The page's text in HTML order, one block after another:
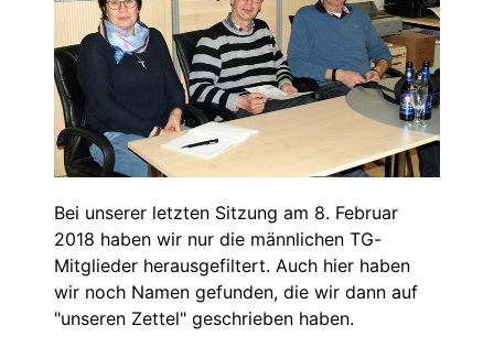
Bei unserer letzten Sitzung am 8. Februar
2018 haben wir nur die männlichen TG-
Mitglieder herausgefiltert. Auch hier haben
wir noch Namen gefunden, die wir dann auf
"unseren Zettel" geschrieben haben.